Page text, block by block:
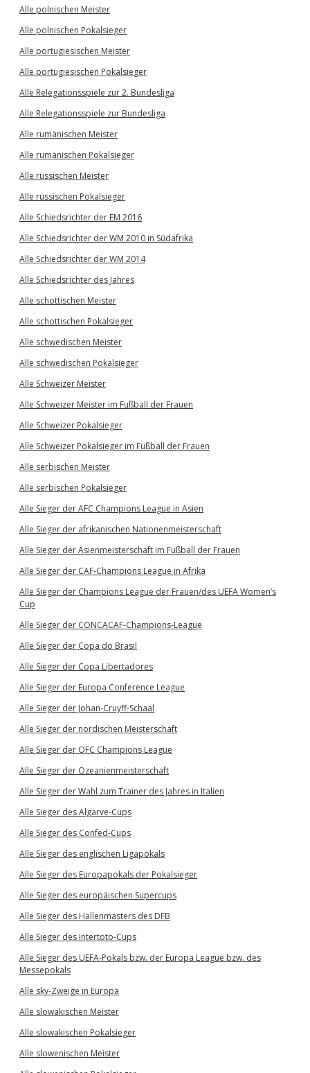
Alle polnischen Meister
Alle polnischen Pokalsieger
Alle portugiesischen Meister
Alle portugiesischen Pokalsieger
Alle Relegationsspiele zur 2. Bundesliga
Alle Relegationsspiele zur Bundesliga
Alle rumänischen Meister
Alle rumänischen Pokalsieger
Alle russischen Meister
Alle russischen Pokalsieger
Alle Schiedsrichter der EM 2016
Alle Schiedsrichter der WM 2010 in Südafrika
Alle Schiedsrichter der WM 2014
Alle Schiedsrichter des Jahres
Alle schottischen Meister
Alle schottischen Pokalsieger
Alle schwedischen Meister
Alle schwedischen Pokalsieger
Alle Schweizer Meister
Alle Schweizer Meister im Fußball der Frauen
Alle Schweizer Pokalsieger
Alle Schweizer Pokalsieger im Fußball der Frauen
Alle serbischen Meister
Alle serbischen Pokalsieger
Alle Sieger der AFC Champions League in Asien
Alle Sieger der afrikanischen Nationenmeisterschaft
Alle Sieger der Asienmeisterschaft im Fußball der Frauen
Alle Sieger der CAF-Champions League in Afrika
Alle Sieger der Champions League der Frauen/des UEFA Women’s
Cup
Alle Sieger der CONCACAF-Champions-League
Alle Sieger der Copa do Brasil
Alle Sieger der Copa Libertadores
Alle Sieger der Europa Conference League
Alle Sieger der Johan-Cruyff-Schaal
Alle Sieger der nordischen Meisterschaft
Alle Sieger der OFC Champions League
Alle Sieger der Ozeanienmeisterschaft
Alle Sieger der Wahl zum Trainer des Jahres in Italien
Alle Sieger des Algarve-Cups
Alle Sieger des Confed-Cups
Alle Sieger des englischen Ligapokals
Alle Sieger des Europapokals der Pokalsieger
Alle Sieger des europäischen Supercups
Alle Sieger des Hallenmasters des DFB
Alle Sieger des Intertoto-Cups
Alle Sieger des UEFA-Pokals bzw. der Europa League bzw. des
Messepokals
Alle sky-Zweige in Europa
Alle slowakischen Meister
Alle slowakischen Pokalsieger
Alle slowenischen Meister